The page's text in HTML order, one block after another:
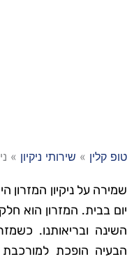
טופ קלין » שירותי ניקיון »
שמירה על ניקיון
יום בבית. המזרון הוא
השינה ובריאותנו.
הבעיה הופכת למורכבת